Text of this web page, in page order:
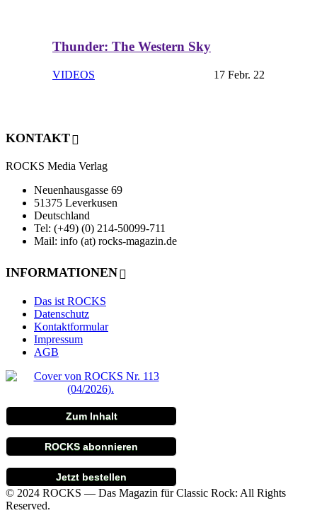
Thunder: The Western Sky
VIDEOS 17 Febr. 22
KONTAKT
ROCKS Media Verlag
Neuenhausgasse 69
51375 Leverkusen
Deutschland
Tel: (+49) (0) 214-50099-711
Mail: info (at) rocks-magazin.de
INFORMATIONEN
Das ist ROCKS
Datenschutz
Kontaktformular
Impressum
AGB
Zum Inhalt
ROCKS abonnieren
Jetzt bestellen
© 2024 ROCKS — Das Magazin für Classic Rock: All Rights
Reserved.